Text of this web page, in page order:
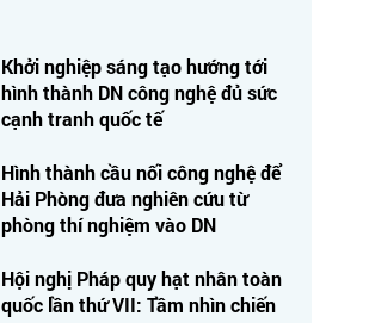
Khởi nghiệp sáng tạo hướng tới
hình thành DN công nghệ đủ sức
cạnh tranh quốc tế
Hình thành cầu nối công nghệ để
Hải Phòng đưa nghiên cứu từ
phòng thí nghiệm vào DN
Hội nghị Pháp quy hạt nhân toàn
quốc lần thứ VII: Tầm nhìn chiến